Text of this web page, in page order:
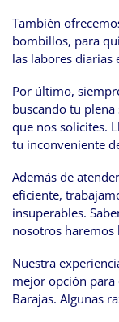
También
bombillos, para
las labores diarias
Por último,
buscando tu
que nos solicites.
tu inconveniente
Además de
eficiente,
insuperables.
nosotros haremos
Nuestra
mejor opción para
Barajas. Algunas